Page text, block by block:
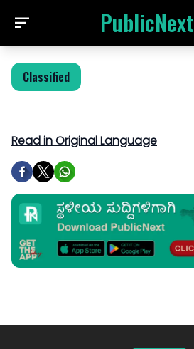
PublicNext
Classified
Read in Original Language